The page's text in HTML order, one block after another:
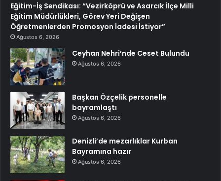
Eğitim-İş Sendikası: “Vezirköprü ve Asarcık İlçe Milli
Eğitim Müdürlükleri, Görev Yeri Değişen
Öğretmenlerden Promosyon İadesi İstiyor”
Ağustos 6, 2026
Ceyhan Nehri’nde Ceset Bulundu
Ağustos 6, 2026
Başkan Özçelik personelle
bayramlaştı
Ağustos 6, 2026
Denizli’de mezarlıklar Kurban
Bayramına hazır
Ağustos 6, 2026